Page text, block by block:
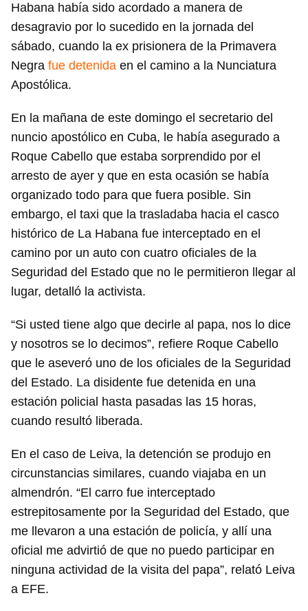
Habana había sido acordado a manera de
desagravio por lo sucedido en la jornada del
sábado, cuando la ex prisionera de la Primavera
Negra fue detenida en el camino a la Nunciatura
Apostólica.
En la mañana de este domingo el secretario del
nuncio apostólico en Cuba, le había asegurado a
Roque Cabello que estaba sorprendido por el
arresto de ayer y que en esta ocasión se había
organizado todo para que fuera posible. Sin
embargo, el taxi que la trasladaba hacia el casco
histórico de La Habana fue interceptado en el
camino por un auto con cuatro oficiales de la
Seguridad del Estado que no le permitieron llegar al
lugar, detalló la activista.
“Si usted tiene algo que decirle al papa, nos lo dice
y nosotros se lo decimos”, refiere Roque Cabello
que le aseveró uno de los oficiales de la Seguridad
del Estado. La disidente fue detenida en una
estación policial hasta pasadas las 15 horas,
cuando resultó liberada.
En el caso de Leiva, la detención se produjo en
circunstancias similares, cuando viajaba en un
almendrón. “El carro fue interceptado
estrepitosamente por la Seguridad del Estado, que
me llevaron a una estación de policía, y allí una
oficial me advirtió de que no puedo participar en
ninguna actividad de la visita del papa”, relató Leiva
a EFE.